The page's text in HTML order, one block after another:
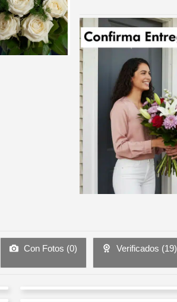
Con Fotos (0) Verificados (19)